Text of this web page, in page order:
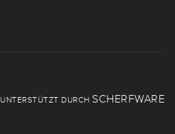
UNTERSTÜTZT DURCH SCHERFWARE